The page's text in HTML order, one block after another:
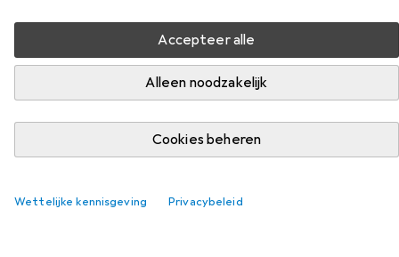
Accepteer alle
Alleen noodzakelijk
Cookies beheren
Wettelijke kennisgeving Privacybeleid